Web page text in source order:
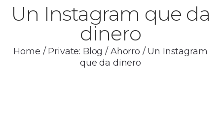
Un Instagram que da
dinero
Home / Private: Blog / Ahorro /Un Instagram
que da dinero